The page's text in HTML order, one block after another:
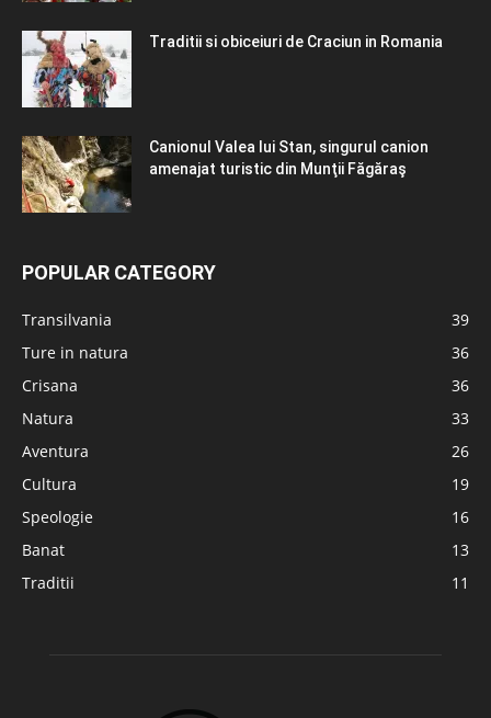
Traditii si obiceiuri de Craciun in Romania
Canionul Valea lui Stan, singurul canion
amenajat turistic din Munţii Făgăraş
POPULAR CATEGORY
Transilvania
39
Ture in natura
36
Crisana
36
Natura
33
Aventura
26
Cultura
19
Speologie
16
Banat
13
Traditii
11